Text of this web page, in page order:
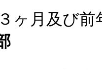
及び前年